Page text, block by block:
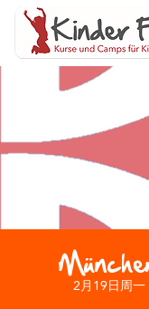
2月19日周一